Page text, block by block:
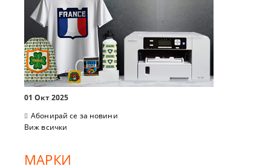
01 Окт 2025
Абонирай се за новини
Виж всички
МАРКИ